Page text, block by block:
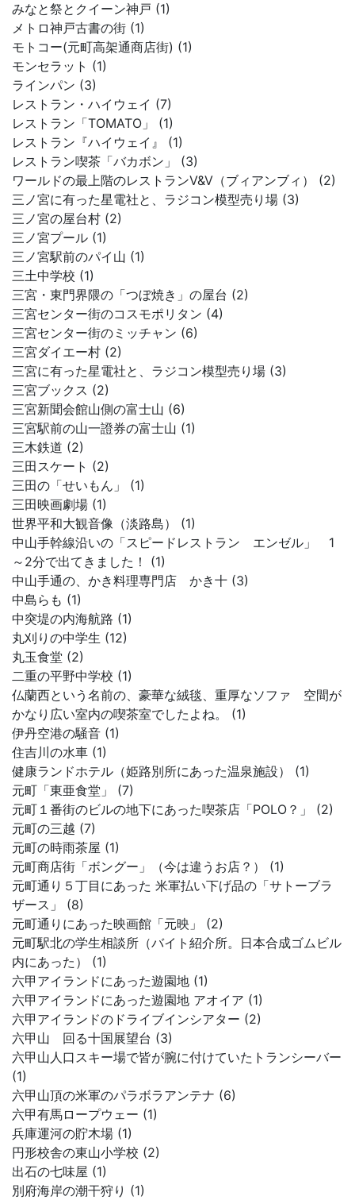
みなと祭とクイーン神戸 (1)
メトロ神戸古書の街 (1)
モトコー(元町高架通商店街) (1)
モンセラット (1)
ラインパン (3)
レストラン・ハイウェイ (7)
レストラン「TOMATO」 (1)
レストラン『ハイウェイ』 (1)
レストラン喫茶「バカボン」 (3)
ワールドの最上階のレストランV&V（ブィアンブィ） (2)
三ノ宮に有った星電社と、ラジコン模型売り場 (3)
三ノ宮の屋台村 (2)
三ノ宮プール (1)
三ノ宮駅前のパイ山 (1)
三土中学校 (1)
三宮・東門界隈の「つぼ焼き」の屋台 (2)
三宮センター街のコスモポリタン (4)
三宮センター街のミッチャン (6)
三宮ダイエー村 (2)
三宮に有った星電社と、ラジコン模型売り場 (3)
三宮ブックス (2)
三宮新聞会館山側の富士山 (6)
三宮駅前の山一證券の富士山 (1)
三木鉄道 (2)
三田スケート (2)
三田の「せいもん」 (1)
三田映画劇場 (1)
世界平和大観音像（淡路島） (1)
中山手幹線沿いの「スピードレストラン エンゼル」 1
～2分で出てきました！ (1)
中山手通の、かき料理専門店 かき十 (3)
中島らも (1)
中突堤の内海航路 (1)
丸刈りの中学生 (12)
丸玉食堂 (2)
二重の平野中学校 (1)
仏蘭西という名前の、豪華な絨毯、重厚なソファ 空間が
かなり広い室内の喫茶室でしたよね。 (1)
伊丹空港の騒音 (1)
住吉川の水車 (1)
健康ランドホテル（姫路別所にあった温泉施設） (1)
元町「東亜食堂」 (7)
元町１番街のビルの地下にあった喫茶店「POLO？」 (2)
元町の三越 (7)
元町の時雨茶屋 (1)
元町商店街「ボングー」（今は違うお店？） (1)
元町通り５丁目にあった 米軍払い下げ品の「サトーブラ
ザース」 (8)
元町通りにあった映画館「元映」 (2)
元町駅北の学生相談所（バイト紹介所。日本合成ゴムビル
内にあった） (1)
六甲アイランドにあった遊園地 (1)
六甲アイランドにあった遊園地 アオイア (1)
六甲アイランドのドライブインシアター (2)
六甲山 回る十国展望台 (3)
六甲山人口スキー場で皆が腕に付けていたトランシーバー
(1)
六甲山頂の米軍のパラボラアンテナ (6)
六甲有馬ロープウェー (1)
兵庫運河の貯木場 (1)
円形校舎の東山小学校 (2)
出石の七味屋 (1)
別府海岸の潮干狩り (1)